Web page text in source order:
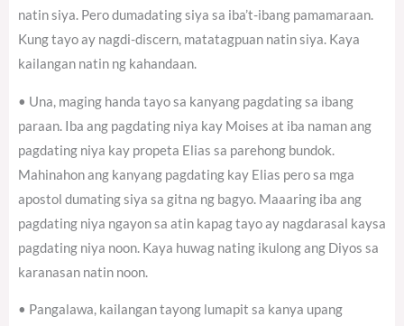
natin siya. Pero dumadating siya sa iba’t-ibang pamamaraan.
Kung tayo ay nagdi-discern, matatagpuan natin siya. Kaya
kailangan natin ng kahandaan.
• Una, maging handa tayo sa kanyang pagdating sa ibang
paraan. Iba ang pagdating niya kay Moises at iba naman ang
pagdating niya kay propeta Elias sa parehong bundok.
Mahinahon ang kanyang pagdating kay Elias pero sa mga
apostol dumating siya sa gitna ng bagyo. Maaaring iba ang
pagdating niya ngayon sa atin kapag tayo ay nagdarasal kaysa
pagdating niya noon. Kaya huwag nating ikulong ang Diyos sa
karanasan natin noon.
• Pangalawa, kailangan tayong lumapit sa kanya upang